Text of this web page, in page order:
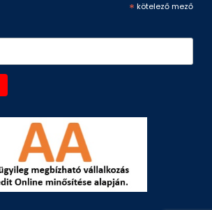
* kötelező mező